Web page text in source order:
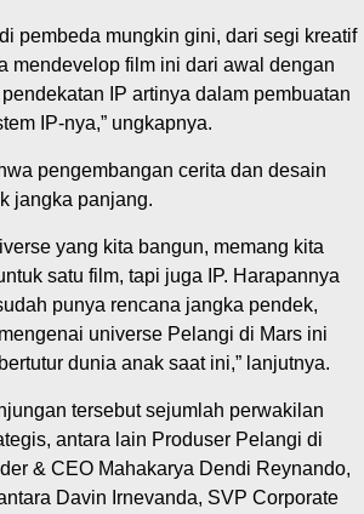
pembeda mungkin gini, dari segi kreatif
mendevelop film ini dari awal dengan
IP artinya dalam pembuatan
IP-nya,” ungkapnya.
pengembangan cerita dan desain
jangka panjang.
yang kita bangun, memang kita
satu film, tapi juga IP. Harapannya
punya rencana jangka pendek,
universe Pelangi di Mars ini
dunia anak saat ini,” lanjutnya.
tersebut sejumlah perwakilan
antara lain Produser Pelangi di
& CEO Mahakarya Dendi Reynando,
Davin Irnevanda, SVP Corporate